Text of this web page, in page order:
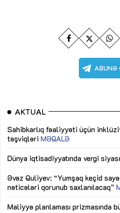
AKTUAL
Sahibkarlıq fəaliyyəti üçün
təşviqləri MƏQALƏ
Dünya iqtisadiyyatında vergi
Əvəz Quliyev: “Yumşaq keçid
nəticələri qorunub saxlanılacaq”
Maliyyə planlaması prizmasında